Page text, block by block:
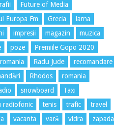
Future of Media
Europa Fm
Grecia
iarna
impresii magazin
muzica
poze
Premiile Gopo 2020
Radu Jude
recomandare
Rhodos
romania
snowboard
Taxi
radiofonic
tenis trafic
travel
vacanta vară vidra zapada